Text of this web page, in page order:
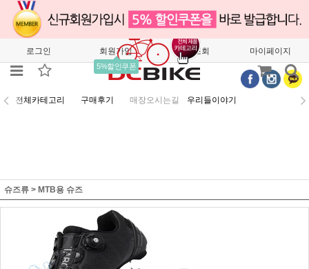
로그인 회원가입
5%할인쿠폰
주문조회 마이페이지
전체카테고리 구매후기 매장오시는길 우리들이야기
슈즈류 > MTB용 슈즈